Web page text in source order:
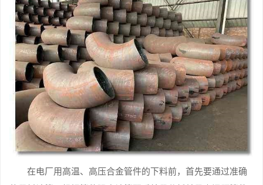
在电厂用高温、高压合金管件的下料前，首先要通过准确